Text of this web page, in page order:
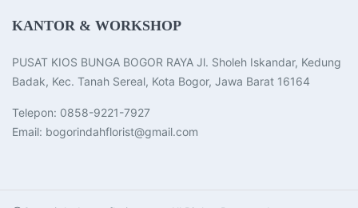
KANTOR & WORKSHOP
PUSAT KIOS BUNGA BOGOR RAYA Jl. Sholeh Iskandar, Kedung
Badak, Kec. Tanah Sereal, Kota Bogor, Jawa Barat 16164
Telepon: 0858-9221-7927
Email: bogorindahflorist@gmail.com